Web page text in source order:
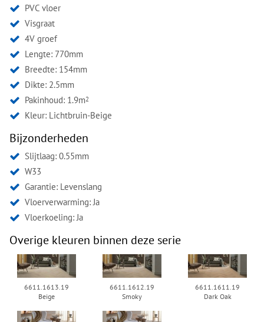
PVC vloer
Visgraat
4V groef
Lengte: 770mm
Breedte: 154mm
Dikte: 2.5mm
Pakinhoud: 1.9m2
Kleur: Lichtbruin-Beige
Bijzonderheden
Slijtlaag: 0.55mm
W33
Garantie: Levenslang
Vloerverwarming: Ja
Vloerkoeling: Ja
Overige kleuren binnen deze serie
6611.1613.19
Beige
6611.1612.19
Smoky
6611.1611.19
Dark Oak